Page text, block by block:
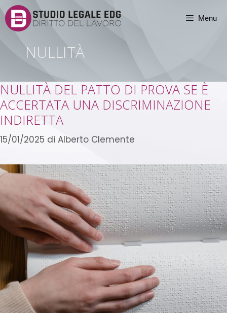
Menu
NULLITÀ
NULLITÀ DEL PATTO DI PROVA SE È
ACCERTATA UNA DISCRIMINAZIONE
INDIRETTA
15/01/2025 di Alberto Clemente